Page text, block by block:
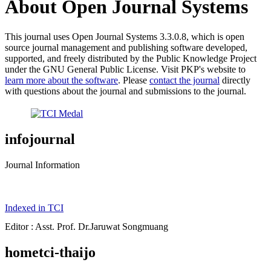
About Open Journal Systems
This journal uses Open Journal Systems 3.3.0.8, which is open
source journal management and publishing software developed,
supported, and freely distributed by the Public Knowledge Project
under the GNU General Public License. Visit PKP's website to
learn more about the software. Please contact the journal directly
with questions about the journal and submissions to the journal.
infojournal
Journal Information
Indexed in TCI
Editor : Asst. Prof. Dr.Jaruwat Songmuang
hometci-thaijo